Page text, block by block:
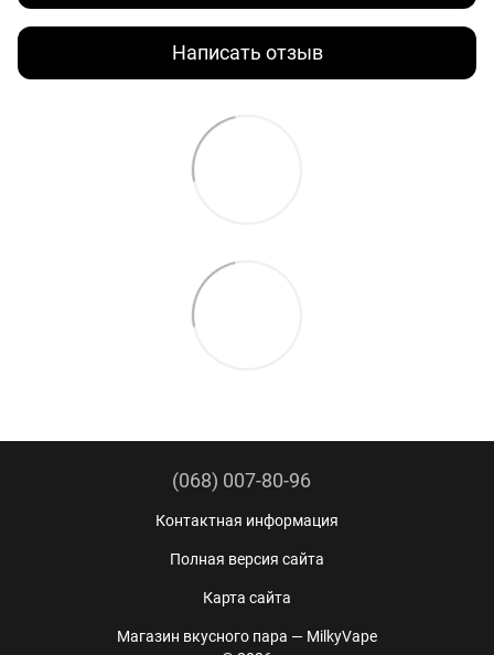
Написать отзыв
(068) 007-80-96
Контактная информация
Полная версия сайта
Карта сайта
Магазин вкусного пара — MilkyVape